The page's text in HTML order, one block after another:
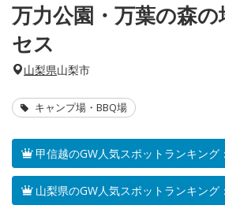
万力公園・万葉の森の
セス
山梨県山梨市
キャンプ場・BBQ場
甲信越のGW人気スポットランキング
山梨県のGW人気スポットランキング